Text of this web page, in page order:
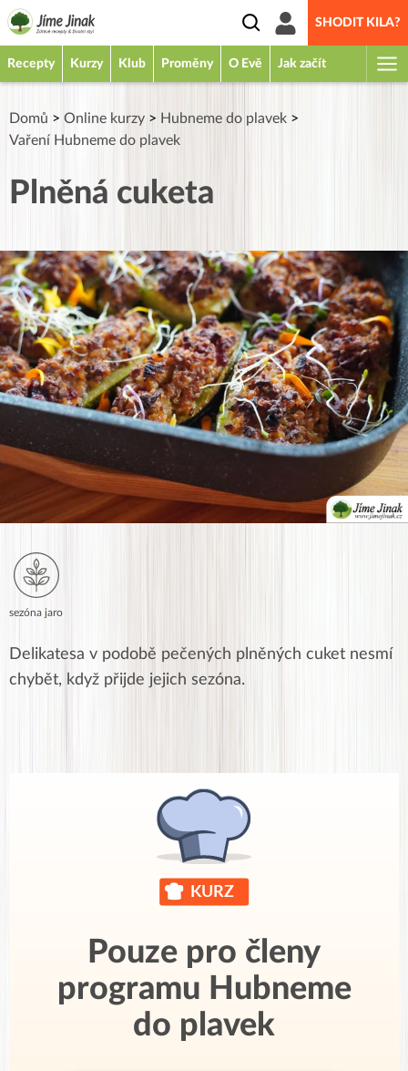
SHODIT KILA?
Recepty Kurzy Klub Proměny O Evě Jak začít
Domů > Online kurzy > Hubneme do plavek >
Vaření Hubneme do plavek
Plněná cuketa
sezóna jaro
Delikatesa v podobě pečených plněných cuket nesmí
chybět, když přijde jejich sezóna.
Pouze pro členy
programu Hubneme
do plavek